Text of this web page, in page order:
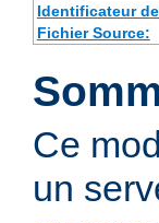
Identificateur
Fichier Source:
Ce
un